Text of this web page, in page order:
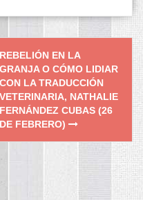
REBELIÓN EN LA
GRANJA O CÓMO LIDIAR
CON LA TRADUCCIÓN
VETERINARIA, NATHALIE
FERNÁNDEZ CUBAS (26
DE FEBRERO)